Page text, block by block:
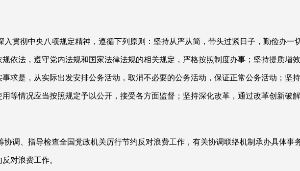
贯彻中央八项规定精神，遵循下列原则：坚持从严从简，带头过紧日子，勤俭办一
依法，遵守党内法规和国家法律法规的相关规定，严格按照制度办事；坚持提质增
求是，从实际出发安排公务活动，取消不必要的公务活动，保证正常公务活动；坚
等情况应当按照规定予以公开，接受各方面监督；坚持深化改革，通过改革创新破
协调、指导检查全国党政机关厉行节约反对浪费工作，有关协调联络机制承办具体事
对浪费工作。